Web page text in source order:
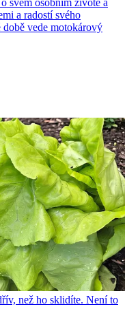
svém osobním životě a
a radostí svého
době vede motokárový
než ho sklidíte. Není to